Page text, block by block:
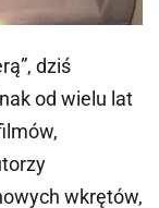
dziś
od wielu lat
wkrętów,